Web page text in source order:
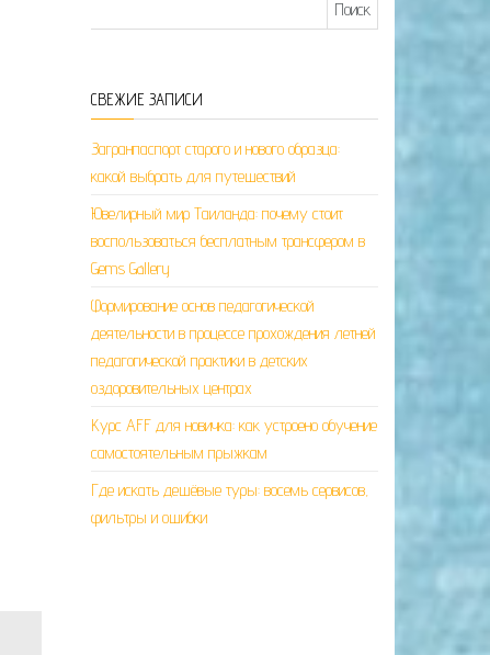
СВЕЖИЕ ЗАПИСИ
Загранпаспорт старого и нового образца:
какой выбрать для путешествий
Ювелирный мир Таиланда: почему стоит
воспользоваться бесплатным трансфером в
Gems Gallery
Формирование основ педагогической
деятельности в процессе прохождения летней
педагогической практики в детских
оздоровительных центрах
Курс AFF для новичка: как устроено обучение
самостоятельным прыжкам
Где искать дешёвые туры: восемь сервисов,
фильтры и ошибки